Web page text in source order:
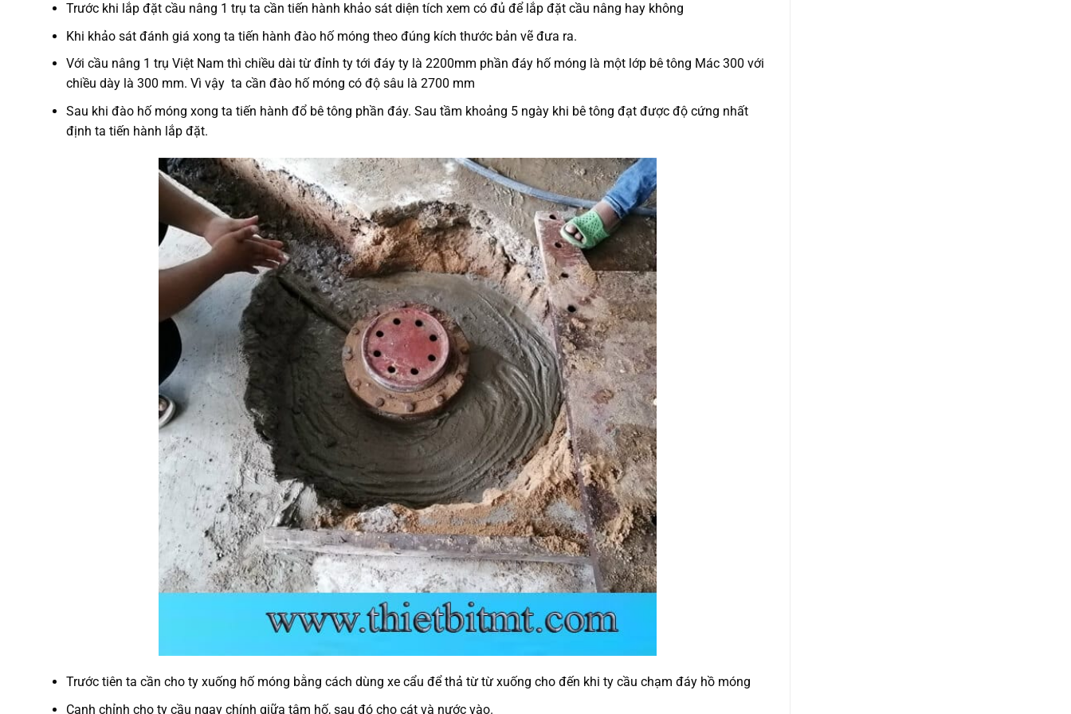
Trước khi lắp đặt cầu nâng 1 trụ ta cần tiến hành khảo sát diện tích xem có đủ để lắp đặt cầu nâng hay không
Khi khảo sát đánh giá xong ta tiến hành đào hố móng theo đúng kích thước bản vẽ đưa ra.
Với cầu nâng 1 trụ Việt Nam thì chiều dài từ đỉnh ty tới đáy ty là 2200mm phần đáy hố móng là một lớp bê tông Mác 300 với
chiều dày là 300 mm. Vì vậy ta cần đào hố móng có độ sâu là 2700 mm
Sau khi đào hố móng xong ta tiến hành đổ bê tông phần đáy. Sau tầm khoảng 5 ngày khi bê tông đạt được độ cứng nhất
định ta tiến hành lắp đặt.
Trước tiên ta cần cho ty xuống hố móng bằng cách dùng xe cẩu để thả từ từ xuống cho đến khi ty cầu chạm đáy hồ móng
Canh chỉnh cho ty cầu ngay chính giữa tâm hố, sau đó cho cát và nước vào.